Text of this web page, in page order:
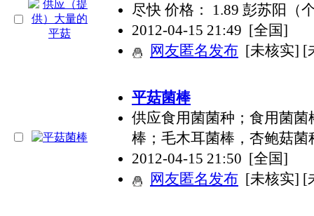
尽快 价格： 1.89 彭苏阳（
2012-04-15 21:49 [全国]
网友匿名发布 [未核实] [
平菇菌棒
供应食用菌菌种；食用菌
棒；毛木耳菌棒，杏鲍菇
2012-04-15 21:50 [全国]
网友匿名发布 [未核实] [